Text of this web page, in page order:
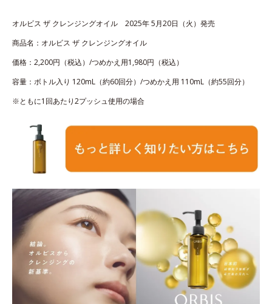
オルビス ザ クレンジングオイル 2025年 5月20日（火）発売
商品名：オルビス ザ クレンジングオイル
価格：2,200円（税込）/つめかえ用1,980円（税込）
容量：ボトル入り 120mL（約60回分）/つめかえ用 110mL（約55回分）
※ともに1回あたり2プッシュ使用の場合